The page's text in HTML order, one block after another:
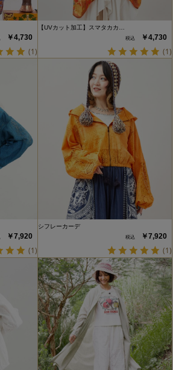
￥4,730
(1)
【UVカット加工】スマタカカ…
￥4,730
(1)
￥7,920
(1)
シフレーカーデ
￥7,920
(1)